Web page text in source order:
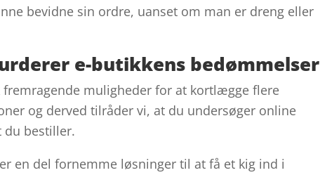
bevidne sin ordre, uanset om man er dreng eller
e-butikkens bedømmelser
muligheder for at kortlægge flere
og derved tilråder vi, at du undersøger online
bestiller.
en del fornemme løsninger til at få et kig ind i